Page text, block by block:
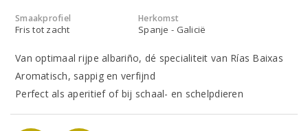
Smaakprofiel
Fris tot zacht
Herkomst
Spanje - Galicië
Van optimaal rijpe albariño, dé specialiteit van Rías Baixas
Aromatisch, sappig en verfijnd
Perfect als aperitief of bij schaal- en schelpdieren